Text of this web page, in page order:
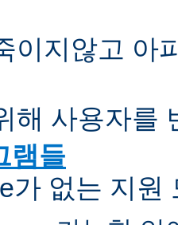
이지않고 아
해 사용자를
램들
가 없는 지원